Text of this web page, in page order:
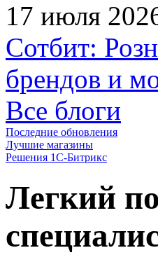
17 июля
Сотбит:
брендов и
Все блоги
Последние обновления
Лучшие магазины
Решения 1С-Битрикс
Легкий